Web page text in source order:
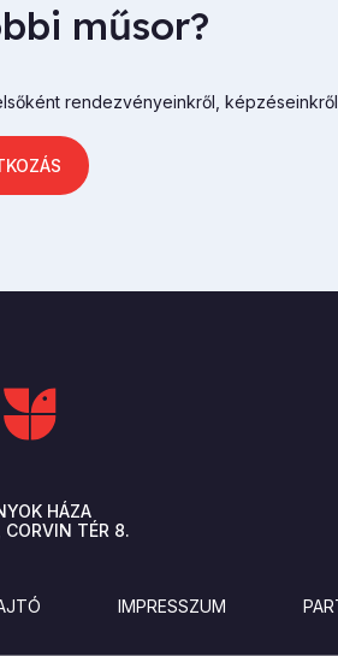
műsor?
rendezvényeinkről,
HÁZA
CORVIN TÉR 8.
IMPRESSZUM